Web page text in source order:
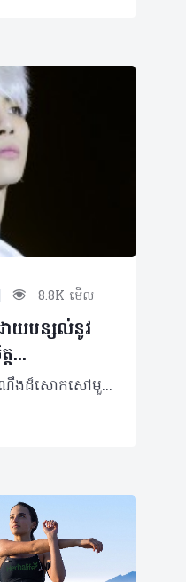
8.8K មើល
យបន្សល់នូវ
...
ហ្វេនតារាកូរ៉េប្រាកដជាទទួលបានដំណឹងដ៏សោកសៅមួយហើយ…នោះ គឺការស្លាប់របស់តារាK-popក្នុងវ័យ២៧ឆ្នាំ ដែលជាសិល្បករដ៏ល្បីឈ្មោះ និងមានសមត្ថភាព ដែលជាសមាជិកមួយរូបនៃក្រុមតារាកូរ៉េ Shinee ដែលមានឈ្មោះបោះសំឡេងក្នុងវិស័យសិល្បៈ គឺ Kim Jonghyun ក្រោយពេលដែលត្រូវបានរកឃើញសន្លប់នៅក្នុងបន្ទប់ស្នាក់នៅ និងបញ្ជូនទៅកាន់មន្ទីរពេទ្យ។ មានហេតុផលជាច្រើនដែលបណ្តាលឲ្យគ្រប់គ្នាគិតថានេះជាករណីធ្វើអត្តឃាត ជាក់ស្តែង បងស្រីរបស់គាត់បានទទួលសារដ៏រន្ធត់ពីគាត់ ដែលមានខ្លឹមសារជាភាសាអង់គ្លេសថា«It's been really hard up until now. Send me off please…» ដែលធ្វើឲ្យគាត់មានការព្រួយបារម្ភ និងផ្តល់ដំណឹង ព្រមទាំងសុំជំនួយសង្រ្គោះដល់ប្អូនប្រុសរបស់ខ្លួន… ក្រោយពីអានព័ត៌មានក្រៅប្រទេស និងក្នុងប្រទេសមួយចំនួន ខ្ញុំក៏បានរកឃើញហេតុផលមួយទៀតនោះ ដែលមានបង្ហាញនៅខាងក្រោមនេះ។ វាជាខ្លឹមសារនៃសំបុត្របណ្តាំដែល Jonghyunបានផ្ញើទៅកាន់មិត្តភក្តិជិតស្និទ្ធរបស់ខ្លួន ដែលធ្លាប់បានស្តាប់ និងដឹងរឿងរ៉ាវក្នុងចិត្តរបស់ខ្លួនកន្លងមក ព្រមទាំងបានសំណូមពរឲ្យបង្ហោះពីបំណងដែលមាននៅក្នុងបណ្តាំនេះ ក្រោយពេលដែលគាត់លែងមានវត្តមាននៅលើផែនដីនេះទៀត…គួរបញ្ជាក់ផងដែរថា បណ្តាំនេះត្រូវបានបកប្រែជាភាសាខ្មែរ និងមានប្រភពមកពីអត្ថបទព័ត៌មានមួយរបស់ Sabay ។ “ខ្ញុំបានឈឺចាប់គ្រាំចិត្ត។ ជំងឺផ្លូវចិត្តបានលេបត្របាក់ខ្ញុំបន្តិចម្ដងៗរហូតដល់រូបរាងកាយខ្ញុំទាំងមូល ហើយខ្ញុំមិនអាចជម្នះនឹងវាបាន។ ខ្ញុំស្អប់ខ្លួនឯង។ ខ្ញុំបានចាប់យកការចងចាំដែលបានបែកបាក់ទាំងប៉ុន្មាន ហើយប្រឹងប្រែងផ្សារភ្ជាប់ឲ្យវាជាប់គ្នាសាជាថ្មី តែខ្ញុំមិនទទួលបានចម្លើយអ្វីទាំងអស់។ ប្រសិនបើខ្ញុំមិនអាចជួយឲ្យខ្លួនឯងដកដង្ហើមបានស្រួលដូចគេផងនោះ ខ្ញុំគួរតែឈប់ដកដង្ហើមតែម្ដងទៅ វាល្អជាង។ ខ្ញុំបានសួរខ្លួនឯង ដែលមិនអាចទទួលខុសត្រូវចំពោះខ្លួនឯងបាន។ មានតែខ្លួនខ្ញុំតែម្នាក់គត់ ខ្ញុំពិតជាឯកោខ្លាំងណាស់។ វាពិតជាងាយស្រួលណាស់បើនិយាយពីទីបញ្ចប់នោះ។ វាពិតជាពិបាកក្នុងការបញ្ចប់វា។ ខ្ញុំរស់នៅរហូតមកដល់ពេលនេះព្រោះតែការលំបាកទាំងនេះ។ ខ្ញុំបានប្រាប់ខ្លួនឯងថាខ្ញុំចង់រត់គេច។ ត្រូវហើយ ខ្ញុំចង់រត់គេចចេញ ពីខ្លួនឯង ពីអ្នកទាំងអស់គ្នា។ ខ្ញុំបានសួរថា តើនរណានៅទីនោះ? គឺជាខ្ញុំ! គឺជាខ្ញុំទៀតហើយ! ហើយវានៅតែជាខ្ញុំដដែល។ ខ្ញុំបានសួរខ្លួនឯងថា ហេតុអីបានជាខ្ញុំនៅតែបន្តបាត់បង់ការចងចាំ? នេះក៏ព្រោះតែចរិតរបស់ខ្ញុំ ខ្ញុំយល់ហើយ ដូចនេះនៅទីបំផុតវានៅតែជាកំហុសរបស់ខ្ញុំទាំងអស់។ ខ្ញុំចង់ឲ្យមនុស្សគ្រប់គ្នាចាប់អារម្មណ៍ ប៉ុន្តែគ្មាននរណាអើពើនោះទេ។ ពួកគេមិនដែលទាំងជួបខ្ញុំផង ពួកគេមិនដឹងថាខ្ញុំកើតនៅលើលោកនេះផង។ ខ្ញុំបានសួរខ្លួនឯងថា ហេតុអីបានជាពួកគេរស់នៅ? ពួកគេគ្រាន់តែរស់ រស់បន្តដង្ហើមទៅមុខទៀត។ បើសិនជាអ្នកទាំងអស់គ្នាសួរខ្ញុំថា ហេតុអ្វីបានជាខ្ញុំរើសយកការស្លាប់ ខ្ញុំនឹងឆ្លើយថា ដោយសារខ្ញុំហត់នឿយខ្លាំងពេក។ ខ្ញុំទទួលរងការប៉ះទង្គិច ហើយខ្ញុំក៏បានគិតវាយ៉ាងល្អិតល្អន់ច្បាស់លាស់បំផុតដែរ។ ខ្ញុំដឹងថាខ្ញុំមិនអាចផ្លាស់ប្ដូរការឈឺចាប់នេះឲ្យទៅជាអ្វីដែលល្អឡើងវិញបាននោះទេ។ ការឈឺចាប់ វាអ៊ីចឹងឯង វាឈឺ។ ពួកគេបានស្ដីបន្ទោសខ្ញុំ កុំឲ្យខ្ញុំធ្វើរឿងបែបនេះ ហេតុអី? ហេតុអីខ្ញុំមិនអាចបញ្ចប់រឿងមួយតាមអ្វីដែលខ្ញុំចង់ធ្វើ? ពួកគេបានប្រាប់ខ្ញុំឲ្យរកដើមហេតុនៃការឈឺចាប់របស់ខ្ញុំ។ ខ្ញុំដឹងខ្លួនឯងច្បាស់ណាស់ ខ្ញុំឈឺចាប់ដោយសារតែខ្លួនខ្ញុំ។ វាជាកំហុសរបស់ខ្ញុំ ហើយទាំងអស់នេះព្រោះតែខ្ញុំខ្វះខាតអ្វីមួយ។ លោកគ្រូពេទ្យ នេះជាអ្វីដែលលោកចង់ឮមែនទេ? អត់ទេ ខ្ញុំមិនបានធ្វើអ្វីខុសនោះទេ។ នៅពេលដែលសំឡេងដ៏ពីរោះបានស្ដីបន្ទោសមកលើចរិតរបស់ខ្ញុំ ខ្ញុំបានគិតថា ធ្វើជាគ្រូពេទ្យស្រួលអ៊ីចឹងសោះ។ មនុស្សដែលឆ្លងកាត់ការលំបាកខ្លាំងជាងខ្ញុំ ពួកគេរស់នៅធម្មតា មនុស្សដែលទន់ខ្សោយជាងខ្ញុំ ពួកគេនៅតែទ្រាំទ្ររស់នៅបាន។ ប្រហែលវាមិនមែនជាការពិតនោះទេ គ្មាននរណាម្នាក់ពិបាក និងទន់ខ្សោយជាងខ្ញុំ ហើយនៅបន្តរស់នៅបានទៀតនោះទេ។ ខ្ញុំនៅតែសួរខ្លួនឯងថាហេតុអ្វីខ្ញុំនៅតែព្យាយាមរាប់រយដងហើយ វានៅតែមិនបានផលល្អសម្រាប់ខ្លួនឯង។ វាសម្រាប់អ្នកទាំងអស់គ្នា សូមកុំនិយាយអ្វីទាំងអស់ បើសិនជាអ្នកមិនយល់ពីវានោះ។ រកមូលហេតុ ហេតុអីបានជាខ្ញុំទទួលរងភាពឈឺចាប់? ខ្ញុំបានប្រាប់ហើយថាហេតុអ្វី។ វាពិតជាខុសខ្លាំងណាស់មែនទេដែលត្រូវឈឺចាប់ខ្លាំងដោយសាររឿងនេះ តើខ្ញុំគួរតែមានហេតុផលដូចក្នុងរឿងច្រើនជាងនេះមែនទេ? ហេតុផលច្បាស់លាស់ជាងនេះ? ខ្ញុំបានប្រាប់អ្នកហើយ។ អ្នកមិនបានស្តាប់ឮទេ? អ្វីដែលអ្នកអាចឆ្លងកាត់បាន វាមិនតាមលងបន្លាចជីវិតអ្នកនោះទេ។ តតាំងជាមួយពិភពលោកដែលមិនមែនសម្រាប់ខ្ញុំ។ ជីវិតនៃកេរ្តិ៍ឈ្មោះមិនមែនសម្រាប់ខ្ញុំ។ នេះជាហេតុផលដែលខ្ញុំឈឺចាប់។ ព្រោះតែខ្ញុំល្បីល្បាញ។ ហេតុអ្វីខ្ញុំរើសយកផ្លូវនេះ? វាពិតជាគួរឲ្យអស់សំណើចខ្លាំងណាស់។ វាជាចម្ងល់ដែលស្ថិតនៅជាមួយខ្ញុំជារៀងរហូត។ ខ្ញុំអាចនិយាយអ្វីបាន គ្រាន់តែប្រាប់ខ្ញុំថាខ្ញុំធ្វើវាបានល្អហើយ។ ប៉ុណ្ណឹងគ្រប់គ្រាន់ហើយ ដែលខ្ញុំប្រឹងប្រែងបានយ៉ាងនេះ។ ទោះបីជាអ្នកមិនអាចញញឹមបានតែកុំកុហកខ្ញុំពេលខ្ញុំចេញទៅ។ អ្នកធ្វើវាបានល្អណាស់ អ្នកប្រឹងប្រែងខ្លាំងណាស់។ លាហើយ។" គ្រាន់តែអានហើយ ក៏មានអារម្មណ៍ថាសោកសៅ និងយល់ដឹងថា គាត់មានបញ្ហាជាច្រើនលាក់ទុកនៅក្នុងចិត្ត… យ៉ាងណាក៏ដោយ នរណាក៏មិនអាចចៀសផុតពីបញ្ហា ដែលត្រូវតែជួបប្រទះក្នុងរូបភាពផ្សេងៗគ្នានៅក្នុងដំណើរជីវិតនោះឡើយ។ វាជាការពិត ដែលពេលខ្លះ យើងពិបាកខ្លាំង…ពិបាកធ្វើចិត្តខ្លាំង…ពេលដែលអារម្មណ៍បែបនោះ កើតមានឡើងម្តងៗក៏ធ្វើឲ្យខ្លួនឯងលែងមើលឃើញពីតម្លៃនៃជីវិត ហើយទាមទារចង់ចាកចេញពីរឿងរ៉ាវគ្រប់យ៉ាងដោយមិនប្រឹងប្រែងអំពីដំណោះស្រាយ តែបែរជាចង់បញ្ចប់នូវជីវិតរបស់ខ្លួនទៅវិញ… រាល់ពេលដែលធ្លាក់ទឹកចិត្តម្តងៗ សូមគ្រប់គ្រងខ្លួនឯងឲ្យបាន មិនថាពិបាកប៉ុណ្ណានោះទេ…ត្រូវចាំថា…ជីវិតមួយនេះ យើងម្នាក់ៗជាអ្នកគ្រប់គ្រង ជាអ្នកដឹកនាំ…សូមផ្តល់តម្លៃដលល់ការរស់នៅ បើទោះជាមានរឿងអ្វីត្រូវប្រឈមក៏ដោយ…សូមគិតថា មានឱកាសប្រឈមនឹងបញ្ហា ប្រសើរជាមិនមានសូម្បីតែឱកាស… រឹងមាំឡើងណា៎!!! ក៏មានអត្ថបទណែនាំខ្លះៗពីអាយដុល…កុំភ្លេចអាន ដើម្បីផ្តល់កម្លាំងចិត្តបន្ថែមដល់ខ្លួនឯង តាមរយៈអត្ថបទ បាក់ទឹកចិត្ត! សម្រាប់អ្នកចង់ស្វែងយល់អំពីទំនាក់ទំនងជំងឺធ្លាក់ទឹកចិត្ត និងការធ្វើអត្តឃាត ជាមួយនឹងអ្នកឯកទេសពិគ្រោះយោបល់ផ្លូវចិត្ត និងអ្នកចិត្តសាស្រ្ត អាចអានបានតាមរយៈអត្ថបទ នេះ ប្រភពអត្ថបទបណ្តាំ ៖ Sabay News